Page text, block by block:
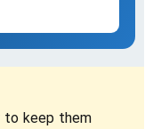
keep them